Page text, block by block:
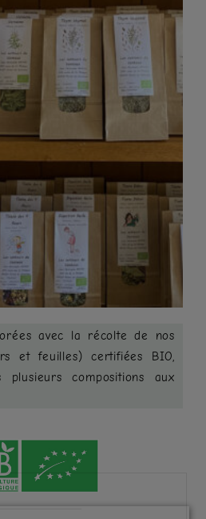
avec la récolte de nos
et feuilles) certifiées BIO,
plusieurs compositions aux